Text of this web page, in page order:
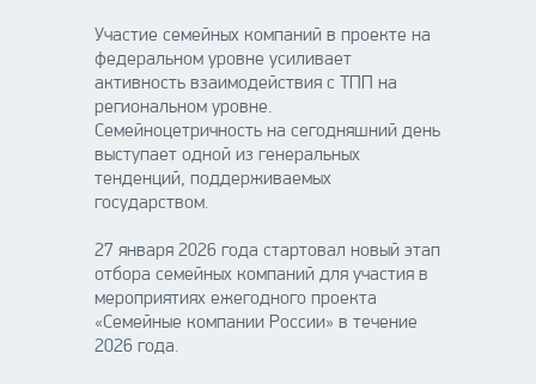
Участие семейных компаний в проекте на
федеральном уровне усиливает
активность взаимодействия с ТПП на
региональном уровне.
Семейноцетричность на сегодняшний день
выступает одной из генеральных
тенденций, поддерживаемых
государством.
27 января 2026 года стартовал новый этап
отбора семейных компаний для участия в
мероприятиях ежегодного проекта
«Семейные компании России» в течение
2026 года.